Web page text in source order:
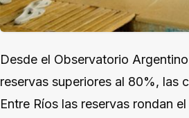
Desde el Observatorio
reservas superiores al 80%, las
Entre Ríos las reservas rondan